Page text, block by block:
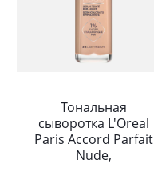
Тональная
сыворотка L'Oreal
Paris Accord Parfait
Nude,